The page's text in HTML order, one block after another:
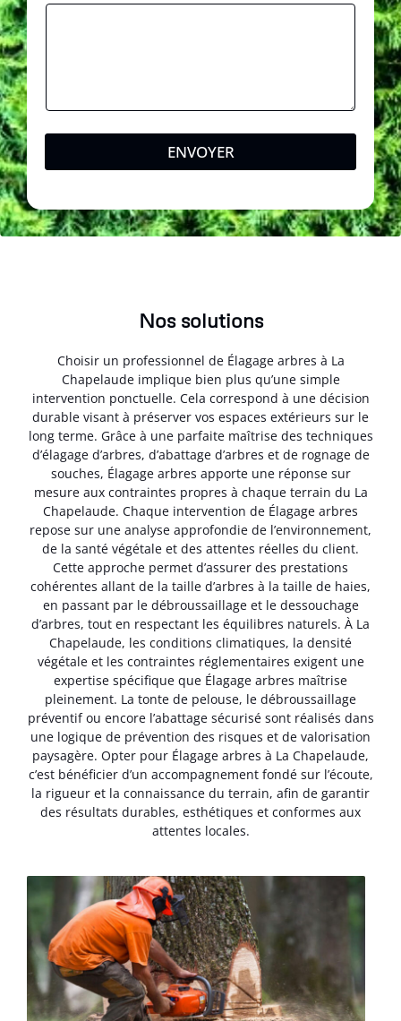
ENVOYER
Nos solutions
Choisir un professionnel de Élagage arbres à La
Chapelaude implique bien plus qu’une simple
intervention ponctuelle. Cela correspond à une décision
durable visant à préserver vos espaces extérieurs sur le
long terme. Grâce à une parfaite maîtrise des techniques
d’élagage d’arbres, d’abattage d’arbres et de rognage de
souches, Élagage arbres apporte une réponse sur
mesure aux contraintes propres à chaque terrain du La
Chapelaude. Chaque intervention de Élagage arbres
repose sur une analyse approfondie de l’environnement,
de la santé végétale et des attentes réelles du client.
Cette approche permet d’assurer des prestations
cohérentes allant de la taille d’arbres à la taille de haies,
en passant par le débroussaillage et le dessouchage
d’arbres, tout en respectant les équilibres naturels. À La
Chapelaude, les conditions climatiques, la densité
végétale et les contraintes réglementaires exigent une
expertise spécifique que Élagage arbres maîtrise
pleinement. La tonte de pelouse, le débroussaillage
préventif ou encore l’abattage sécurisé sont réalisés dans
une logique de prévention des risques et de valorisation
paysagère. Opter pour Élagage arbres à La Chapelaude,
c’est bénéficier d’un accompagnement fondé sur l’écoute,
la rigueur et la connaissance du terrain, afin de garantir
des résultats durables, esthétiques et conformes aux
attentes locales.